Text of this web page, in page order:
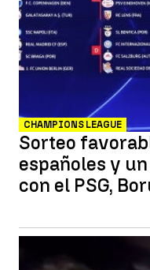
CHAMPIONS LEAGUE
Sorteo
españoles y
con el PSG,